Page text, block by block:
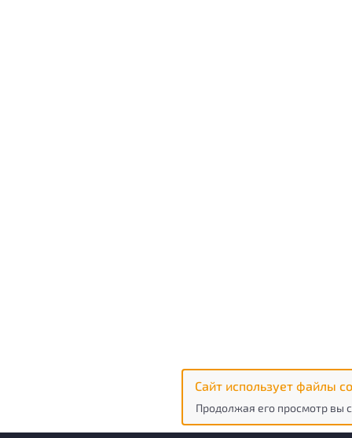
Сайт использует файлы
Продолжая его просмотр вы